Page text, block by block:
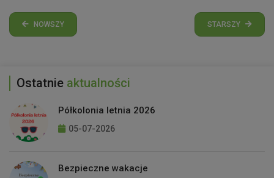
NOWSZY STARSZY
Ostatnie aktualności
Półkolonia letnia 2026
05-07-2026
Bezpieczne wakacje